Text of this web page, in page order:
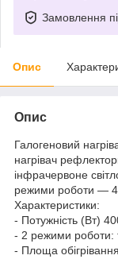
Замовлення
Опис
Опис
Галогеновий
нагрівач
інфрачервоне
режими роботи —
Характеристики:
- Потужність (Вт)
- 2 режими роботи:
- Площа